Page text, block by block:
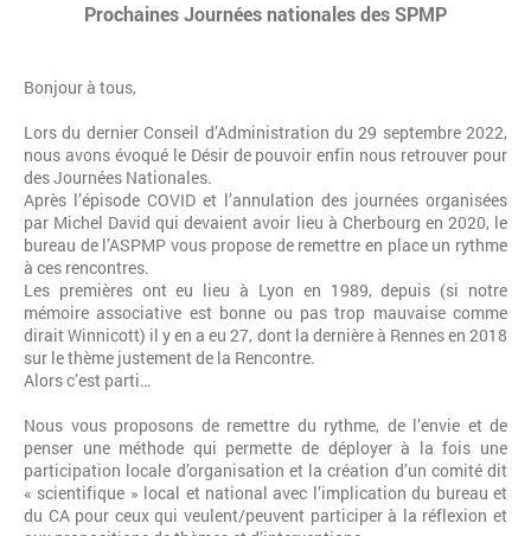
Prochaines Journées nationales des SPMP
Bonjour à tous,
Lors du dernier Conseil d’Administration du 29 septembre 2022,
nous avons évoqué le Désir de pouvoir enfin nous retrouver pour
des Journées Nationales.
Après l’épisode COVID et l’annulation des journées organisées
par Michel David qui devaient avoir lieu à Cherbourg en 2020, le
bureau de l’ASPMP vous propose de remettre en place un rythme
à ces rencontres.
Les premières ont eu lieu à Lyon en 1989, depuis (si notre
mémoire associative est bonne ou pas trop mauvaise comme
dirait Winnicott) il y en a eu 27, dont la dernière à Rennes en 2018
sur le thème justement de la Rencontre.
Alors c’est parti…
Nous vous proposons de remettre du rythme, de l’envie et de
penser une méthode qui permette de déployer à la fois une
participation locale d’organisation et la création d’un comité dit
« scientifique » local et national avec l’implication du bureau et
du CA pour ceux qui veulent/peuvent participer à la réflexion et